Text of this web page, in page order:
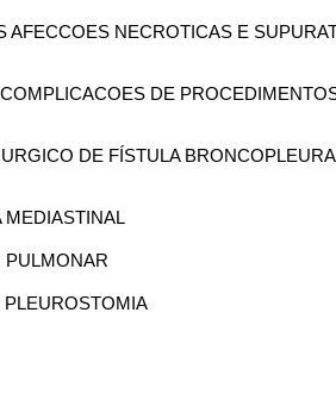
AFECCOES NECROTICAS E
DE
DE FÍSTULA
MEDIASTINAL
PULMONAR
PLEUROSTOMIA